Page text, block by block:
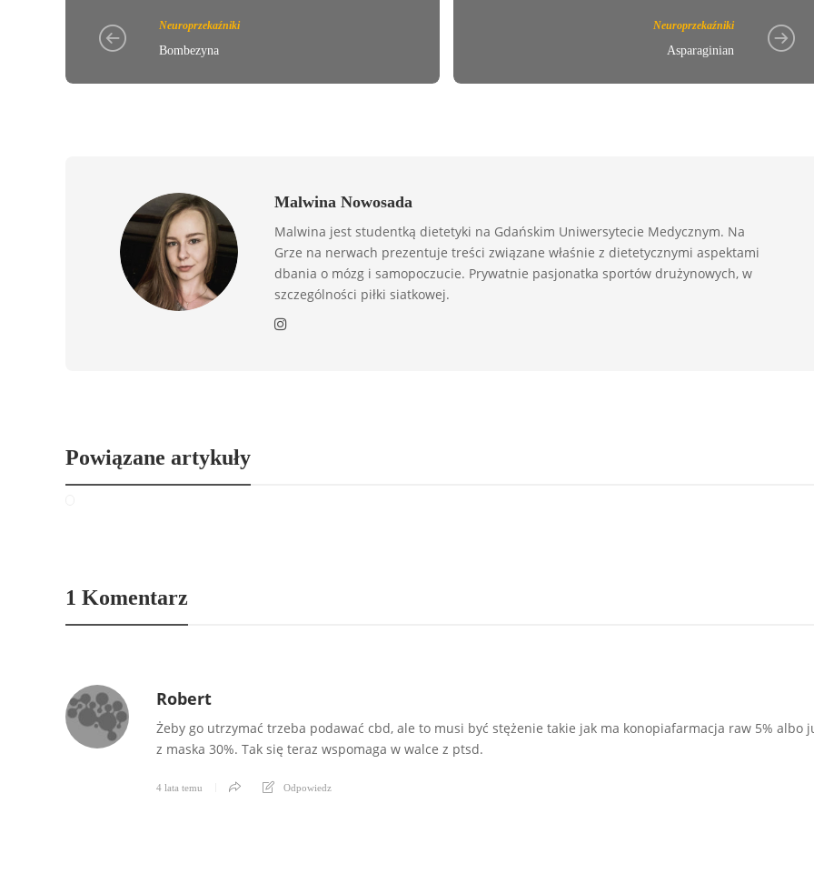
Neuroprzekaźniki
Bombezyna
Neuroprzekaźniki
Asparaginian
Malwina Nowosada
Malwina jest studentką dietetyki na Gdańskim Uniwersytecie Medycznym. Na
Grze na nerwach prezentuje treści związane właśnie z dietetycznymi aspektami
dbania o mózg i samopoczucie. Prywatnie pasjonatka sportów drużynowych, w
szczególności piłki siatkowej.
Powiązane artykuły
1 Komentarz
Robert
Żeby go utrzymać trzeba podawać cbd, ale to musi być stężenie takie jak ma konopiafarmacja raw 5% albo
z maska 30%. Tak się teraz wspomaga w walce z ptsd.
4 lata temu Odpowiedz